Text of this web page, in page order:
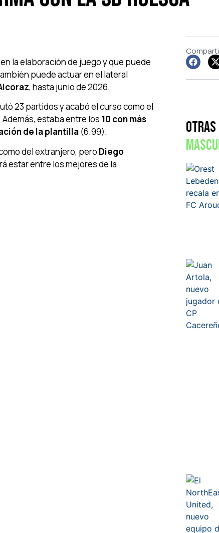
la elaboración de juego y que puede
puede actuar en el lateral
, hasta junio de 2026.
23 partidos y acabó el curso como el
estaba entre los 10 con más
de la plantilla (6.99).
del extranjero, pero Diego
estar entre los mejores de la